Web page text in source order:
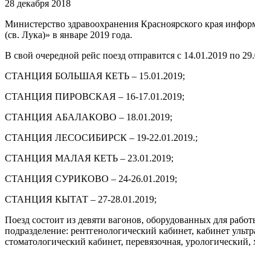
28 декабря 2018
Министерство здравоохранения Красноярского края
(св. Лука)» в январе 2019 года.
В свой очередной рейс поезд отправится с 14.01.2019 по
СТАНЦИЯ БОЛЬШАЯ КЕТЬ – 15.01.2019;
СТАНЦИЯ ПИРОВСКАЯ – 16-17.01.2019;
СТАНЦИЯ АБАЛАКОВО – 18.01.2019;
СТАНЦИЯ ЛЕСОСИБИРСК – 19-22.01.2019.;
СТАНЦИЯ МАЛАЯ КЕТЬ – 23.01.2019;
СТАНЦИЯ СУРИКОВО – 24-26.01.2019;
СТАНЦИЯ КЫТАТ – 27-28.01.2019;
Поезд состоит из девяти вагонов, оборудованных для
подразделение: рентгенологический кабинет, кабинет
стоматологический кабинет, перевязочная,